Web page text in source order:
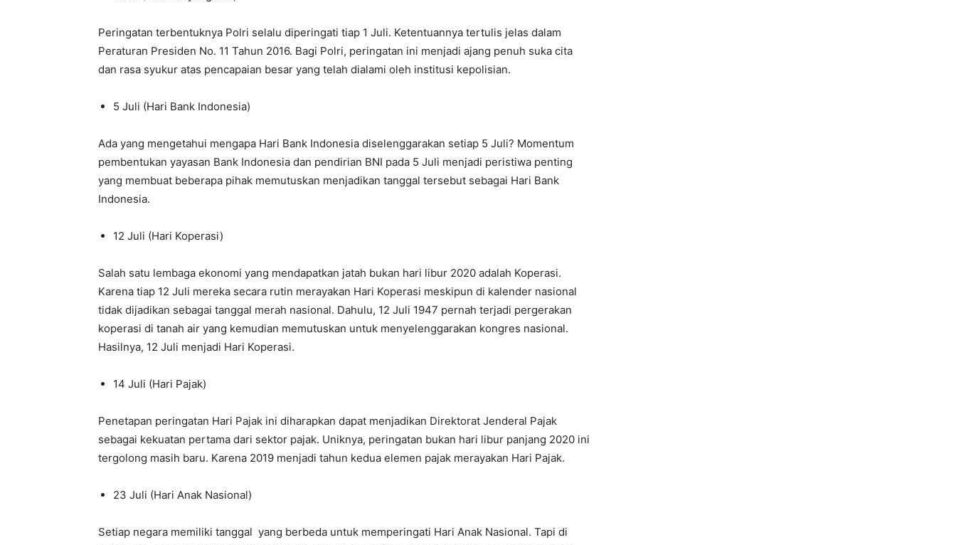
Peringatan terbentuknya Polri selalu diperingati tiap 1 Juli. Ketentuannya tertulis jelas dalam
Peraturan Presiden No. 11 Tahun 2016. Bagi Polri, peringatan ini menjadi ajang penuh suka cita
dan rasa syukur atas pencapaian besar yang telah dialami oleh institusi kepolisian.
5 Juli (Hari Bank Indonesia)
Ada yang mengetahui mengapa Hari Bank Indonesia diselenggarakan setiap 5 Juli? Momentum
pembentukan yayasan Bank Indonesia dan pendirian BNI pada 5 Juli menjadi peristiwa penting
yang membuat beberapa pihak memutuskan menjadikan tanggal tersebut sebagai Hari Bank
Indonesia.
12 Juli (Hari Koperasi)
Salah satu lembaga ekonomi yang mendapatkan jatah bukan hari libur 2020 adalah Koperasi.
Karena tiap 12 Juli mereka secara rutin merayakan Hari Koperasi meskipun di kalender nasional
tidak dijadikan sebagai tanggal merah nasional. Dahulu, 12 Juli 1947 pernah terjadi pergerakan
koperasi di tanah air yang kemudian memutuskan untuk menyelenggarakan kongres nasional.
Hasilnya, 12 Juli menjadi Hari Koperasi.
14 Juli (Hari Pajak)
Penetapan peringatan Hari Pajak ini diharapkan dapat menjadikan Direktorat Jenderal Pajak
sebagai kekuatan pertama dari sektor pajak. Uniknya, peringatan bukan hari libur panjang 2020 ini
tergolong masih baru. Karena 2019 menjadi tahun kedua elemen pajak merayakan Hari Pajak.
23 Juli (Hari Anak Nasional)
Setiap negara memiliki tanggal yang berbeda untuk memperingati Hari Anak Nasional. Tapi di